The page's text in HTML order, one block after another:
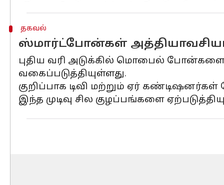
தகவல்
ஸ்மார்ட்போன்கள்
புதிய வரி அடுக்கில் மொபைல்
வகைப்படுத்தியுள்ளது.
குறிப்பாக டிவி மற்றும் ஏர்
இந்த முடிவு சில குழப்பங்களை